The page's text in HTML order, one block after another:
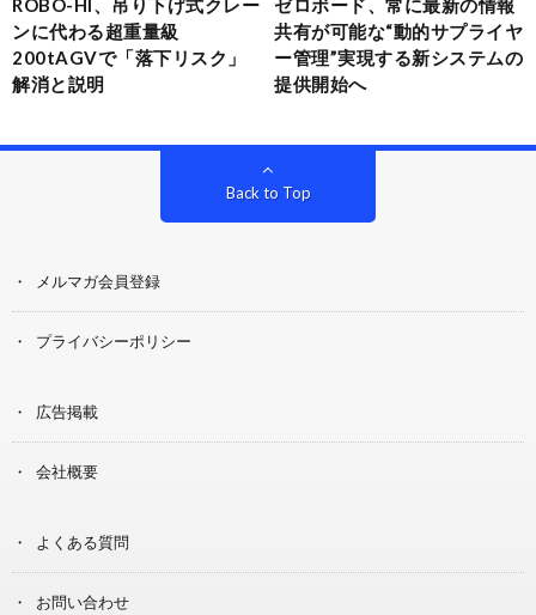
ROBO-HI、吊り下げ式クレー
ンに代わる超重量級
200tAGVで「落下リスク」
解消と説明
ゼロボード、常に最新の情報
共有が可能な“動的サプライヤ
ー管理”実現する新システムの
提供開始へ
Back to Top
メルマガ会員登録
プライバシーポリシー
広告掲載
会社概要
よくある質問
お問い合わせ